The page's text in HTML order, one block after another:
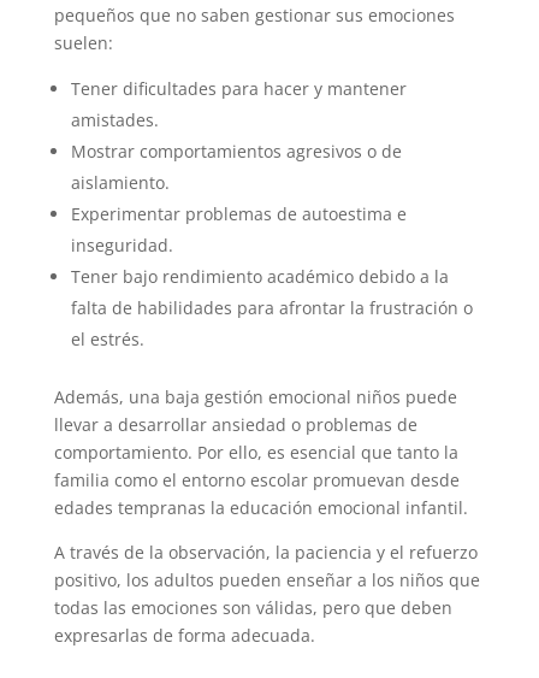
pequeños que no saben gestionar sus emociones
suelen:
Tener dificultades para hacer y mantener
amistades.
Mostrar comportamientos agresivos o de
aislamiento.
Experimentar problemas de autoestima e
inseguridad.
Tener bajo rendimiento académico debido a la
falta de habilidades para afrontar la frustración o
el estrés.
Además, una baja gestión emocional niños puede
llevar a desarrollar ansiedad o problemas de
comportamiento. Por ello, es esencial que tanto la
familia como el entorno escolar promuevan desde
edades tempranas la educación emocional infantil.
A través de la observación, la paciencia y el refuerzo
positivo, los adultos pueden enseñar a los niños que
todas las emociones son válidas, pero que deben
expresarlas de forma adecuada.